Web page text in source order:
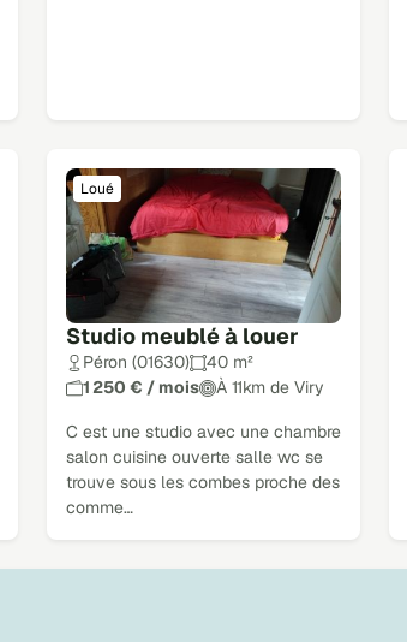
Studio meublé à louer
Loué
Péron (01630)
40 m²
1 250 € / mois
À 11km de Viry
C est une studio avec une chambre
salon cuisine ouverte salle wc se
trouve sous les combes proche des
comme…